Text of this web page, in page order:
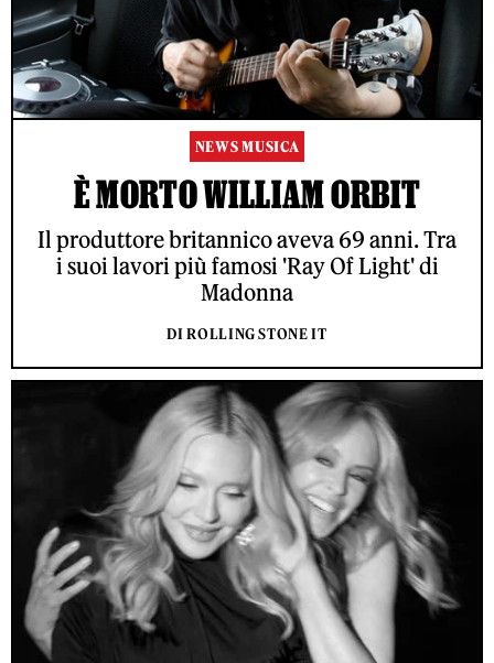
NEWS MUSICA
È MORTO WILLIAM ORBIT
Il produttore britannico aveva 69 anni. Tra
i suoi lavori più famosi 'Ray Of Light' di
Madonna
DI ROLLING STONE IT